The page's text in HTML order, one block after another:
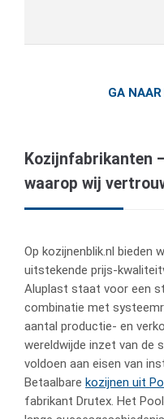
GA
Kozijnfabrikanten
waarop wij
Op kozijnenblik.nl bieden
uitstekende prijs-
Aluplast staat voor een
combinatie met
aantal productie- en
wereldwijde inzet van de
voldoen aan eisen van
Betaalbare kozijnen uit
fabrikant Drutex. Het